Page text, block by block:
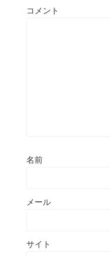
コメント
名前
メール
サイト